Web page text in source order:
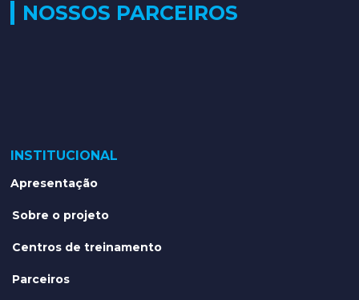
NOSSOS PARCEIROS
INSTITUCIONAL
Apresentação
Sobre o projeto
Centros de treinamento
Parceiros